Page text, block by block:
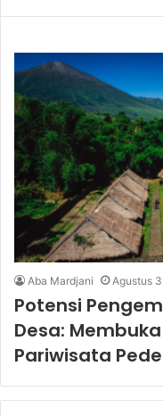
Aba Mardjani Agustus
Potensi
Desa:
Pariwisata